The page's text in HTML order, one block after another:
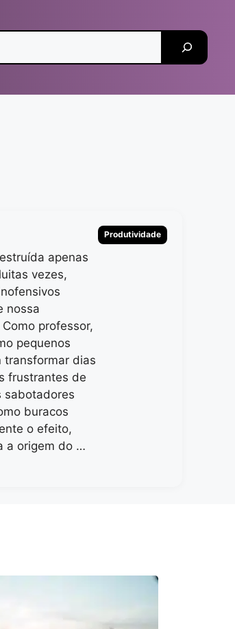
apenas
vezes,
nossa
professor,
pequenos
transformar dias
frustrantes de
sabotadores
buracos
o efeito,
a origem do …
Categorias
Produtividade